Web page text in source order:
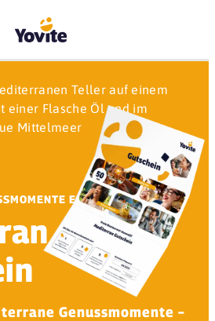
ERLEBEN
Genussmomente –